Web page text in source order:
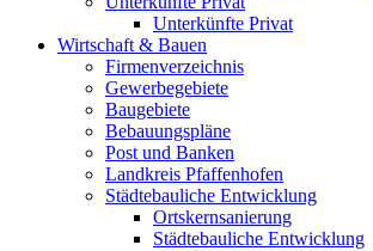
Unterkünfte Privat
Wirtschaft & Bauen
Firmenverzeichnis
Gewerbegebiete
Baugebiete
Bebauungspläne
Post und Banken
Landkreis Pfaffenhofen
Städtebauliche Entwicklung
Ortskernsanierung
Städtebauliche Entwicklung